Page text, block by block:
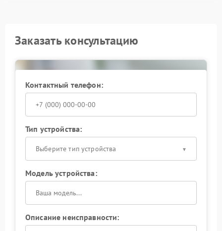
Заказать консультацию
Контактный телефон:
Тип устройства:
Выберите тип устройства
Модель устройства:
Описание неисправности: